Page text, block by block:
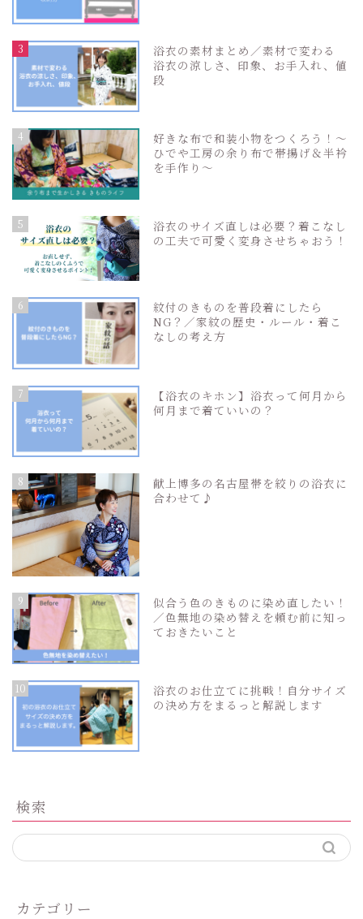
3
浴衣の素材まとめ／素材で変わる
浴衣の涼しさ、印象、お手入れ、値
段
4
好きな布で和装小物をつくろう！〜
ひでや工房の余り布で帯揚げ＆半衿
を手作り〜
5
浴衣のサイズ直しは必要？着こなし
の工夫で可愛く変身させちゃおう！
6
紋付のきものを普段着にしたら
NG？／家紋の歴史・ルール・着こ
なしの考え方
7
【浴衣のキホン】浴衣って何月から
何月まで着ていいの？
8
献上博多の名古屋帯を絞りの浴衣に
合わせて♪
9
似合う色のきものに染め直したい！
／色無地の染め替えを頼む前に知っ
ておきたいこと
10
浴衣のお仕立てに挑戦！自分サイズ
の決め方をまるっと解説します
検索
カテゴリー